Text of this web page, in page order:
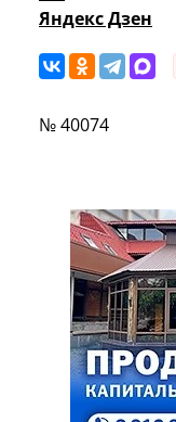
Яндекс Дзен
№ 40074